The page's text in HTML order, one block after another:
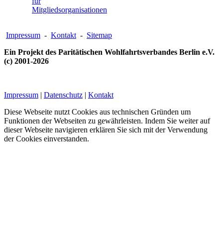
Mitgliedsorganisationen
Impressum - Kontakt - Sitemap
Ein Projekt des Paritätischen Wohlfahrtsverbandes Berlin e.V.
(c) 2001-2026
Impressum | Datenschutz | Kontakt
Diese Webseite nutzt Cookies aus technischen Gründen um
Funktionen der Webseiten zu gewährleisten. Indem Sie weiter auf
dieser Webseite navigieren erklären Sie sich mit der Verwendung
der Cookies einverstanden.